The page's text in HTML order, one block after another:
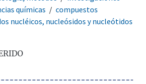
químicas
compuestos
nucléicos, nucleósidos y nucleótidos